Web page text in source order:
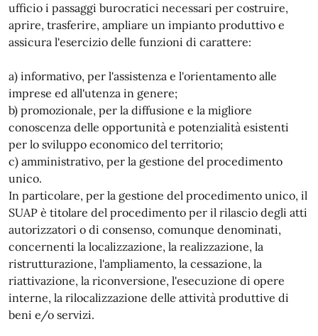
ufficio i passaggi burocratici necessari per costruire,
aprire, trasferire, ampliare un impianto produttivo e
assicura l'esercizio delle funzioni di carattere:
a) informativo, per l'assistenza e l'orientamento alle
imprese ed all'utenza in genere;
b) promozionale, per la diffusione e la migliore
conoscenza delle opportunità e potenzialità esistenti
per lo sviluppo economico del territorio;
c) amministrativo, per la gestione del procedimento
unico.
In particolare, per la gestione del procedimento unico, il
SUAP è titolare del procedimento per il rilascio degli atti
autorizzatori o di consenso, comunque denominati,
concernenti la localizzazione, la realizzazione, la
ristrutturazione, l'ampliamento, la cessazione, la
riattivazione, la riconversione, l'esecuzione di opere
interne, la rilocalizzazione delle attività produttive di
beni e/o servizi.